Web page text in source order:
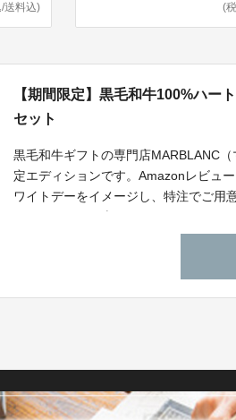
送料込) (
【期間限定】黒毛和牛100%ハー
セット
黒毛和牛ギフトの専門店MARBLANC
定エディションです。Amazonレビュ
ワイトデーをイメージし、特注でご用